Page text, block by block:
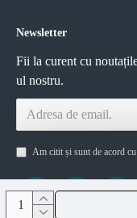
Newsletter
Fii la curent cu
ul nostru.
Am citit și sunt de acord cu